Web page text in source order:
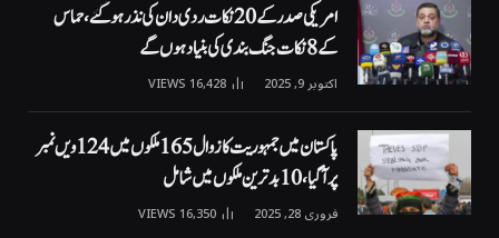
امریکی صدر کے 20 نکات ردی دان کی نذر ہوگئے، حماس
کے 8 نکات جنگ بندی کی بنیاد ہوں گے
اکتوبر 9, 2025 16,428
VIEWS
پاکستان میں جمہوریت کا زوال 165 ملکوں میں 124ویں نمبر
پر آگیا، 10 بدترین ملکوں میں شامل
فروری 28, 2025 16,350
VIEWS